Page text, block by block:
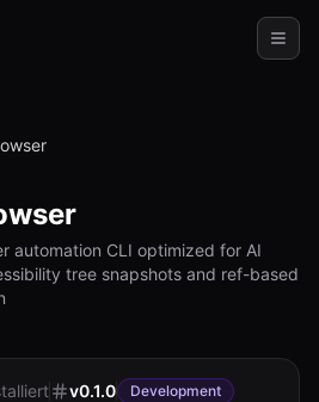
automation CLI optimized for AI
tree snapshots and ref-based
v0.1.0 Development